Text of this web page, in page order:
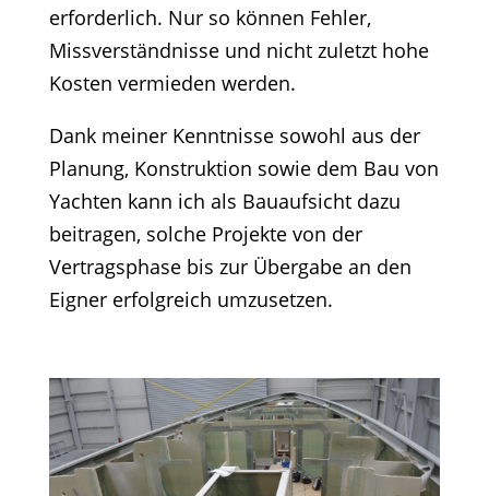
erforderlich. Nur so können Fehler,
Missverständnisse und nicht zuletzt hohe
Kosten vermieden werden.
Dank meiner Kenntnisse sowohl aus der
Planung, Konstruktion sowie dem Bau von
Yachten kann ich als Bauaufsicht dazu
beitragen, solche Projekte von der
Vertragsphase bis zur Übergabe an den
Eigner erfolgreich umzusetzen.